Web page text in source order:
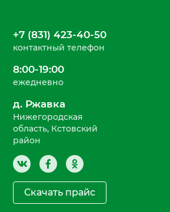
+7 (831) 423-40-50
контактный телефон
8:00-19:00
ежедневно
д. Ржавка
Нижегородская
область, Кстовский
район
Скачать прайс